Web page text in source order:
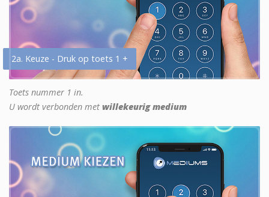
2a. Keuze - Druk op toets 1 +
Toets nummer 1 in.
U wordt verbonden met willekeurig medium